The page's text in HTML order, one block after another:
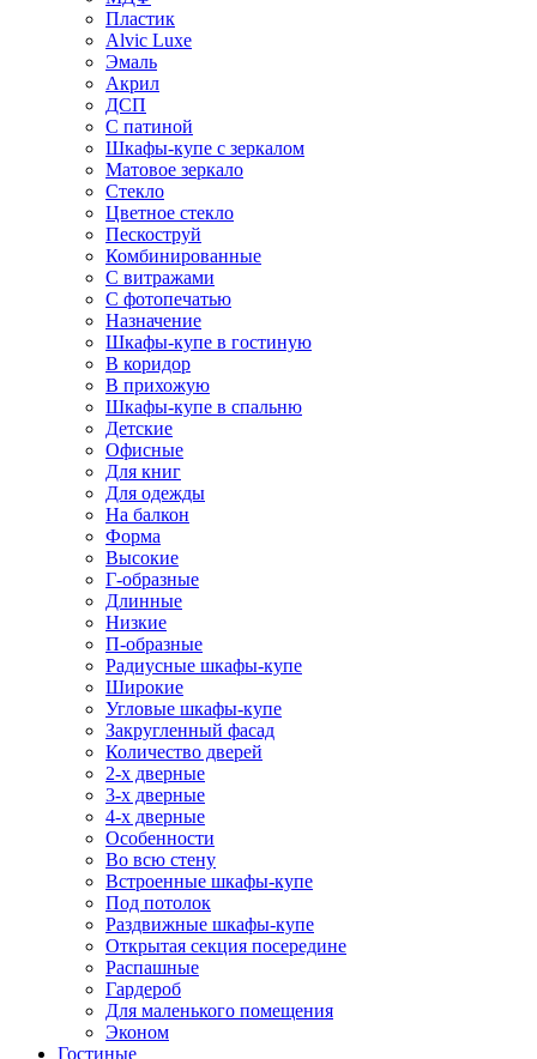
Пластик
Alvic Luxe
Эмаль
Акрил
ДСП
С патиной
Шкафы-купе с зеркалом
Матовое зеркало
Стекло
Цветное стекло
Пескоструй
Комбинированные
С витражами
С фотопечатью
Назначение
Шкафы-купе в гостиную
В коридор
В прихожую
Шкафы-купе в спальню
Детские
Офисные
Для книг
Для одежды
На балкон
Форма
Высокие
Г-образные
Длинные
Низкие
П-образные
Радиусные шкафы-купе
Широкие
Угловые шкафы-купе
Закругленный фасад
Количество дверей
2-х дверные
3-х дверные
4-х дверные
Особенности
Во всю стену
Встроенные шкафы-купе
Под потолок
Раздвижные шкафы-купе
Открытая секция посередине
Распашные
Гардероб
Для маленького помещения
Эконом
Гостиные